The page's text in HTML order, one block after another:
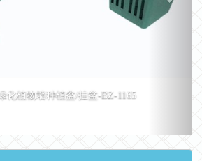
化植物墙种植盆/挂盆-BZ-1165